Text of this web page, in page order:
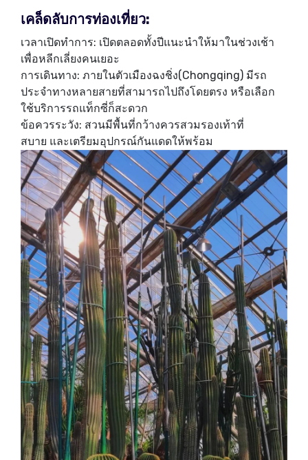
เคล็ดลับการท่องเที่ยว:
เวลาเปิดทำการ: เปิดตลอดทั้งปีแนะนำให้มาในช่วงเช้า
เพื่อหลีกเลี่ยงคนเยอะ
การเดินทาง: ภายในตัวเมืองฉงชิ่ง(Chongqing) มีรถ
ประจำทางหลายสายที่สามารถไปถึงโดยตรง หรือเลือก
ใช้บริการรถแท็กซี่ก็สะดวก
ข้อควรระวัง: สวนมีพื้นที่กว้างควรสวมรองเท้าที่
สบาย และเตรียมอุปกรณ์กันแดดให้พร้อม